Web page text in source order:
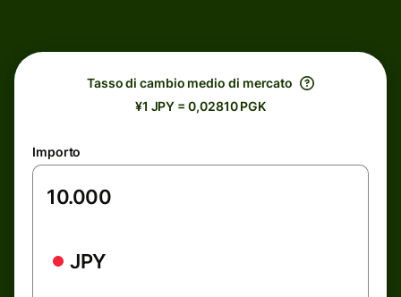
Tasso di cambio medio di mercato
¥1 JPY = 0,02810 PGK
Importo
JPY